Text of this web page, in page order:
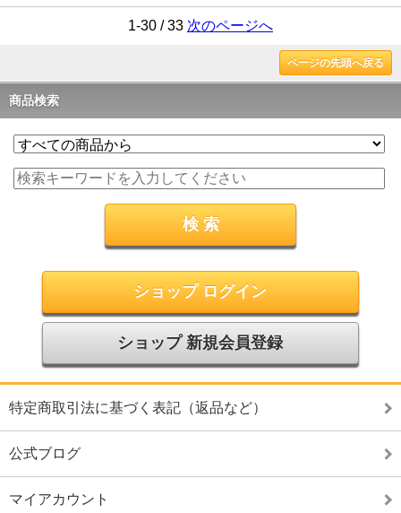
1-30 / 33 次のページへ
ページの先頭へ戻る
商品検索
ショップ ログイン
ショップ 新規会員登録
特定商取引法に基づく表記（返品など）
公式ブログ
マイアカウント